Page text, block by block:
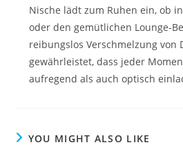
Nische lädt zum Ruhen ein, ob
oder den gemütlichen Lounge-
reibungslos Verschmelzung von
gewährleistet, dass jeder
aufregend als auch optisch
YOU MIGHT ALSO LIKE